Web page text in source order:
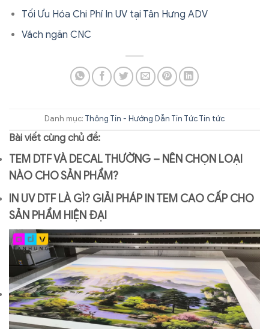
Tối Ưu Hóa Chi Phí In UV tại Tân Hưng ADV
Vách ngăn CNC
Danh mục: Thông Tin - Hướng Dẫn Tin TứcTin tức
Bài viết cùng chủ đề:
TEM DTF VÀ DECAL THƯỜNG – NÊN CHỌN LOẠI
NÀO CHO SẢN PHẨM?
IN UV DTF LÀ GÌ? GIẢI PHÁP IN TEM CAO CẤP CHO
SẢN PHẨM HIỆN ĐẠI